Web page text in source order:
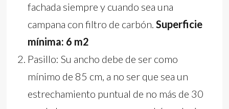
fachada siempre y cuando sea una
campana con filtro de carbón.Superficie
mínima: 6 m2
Pasillo: Su ancho debe de ser como
mínimo de 85 cm, a no ser que sea un
estrechamiento puntual de no más de 30